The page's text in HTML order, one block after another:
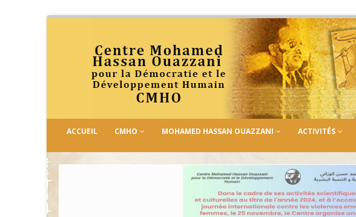
ACCUEIL CMHO MOHAMED HASSAN OUAZZANI ACTIVITÉS